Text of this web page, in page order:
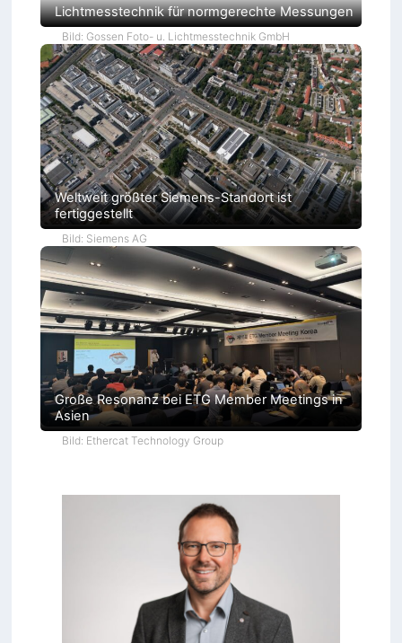
Lichtmesstechnik für normgerechte Messungen
Bild: Gossen Foto- u. Lichtmesstechnik GmbH
Weltweit größter Siemens-Standort ist
fertiggestellt
Bild: Siemens AG
Große Resonanz bei ETG Member Meetings in
Asien
Bild: Ethercat Technology Group